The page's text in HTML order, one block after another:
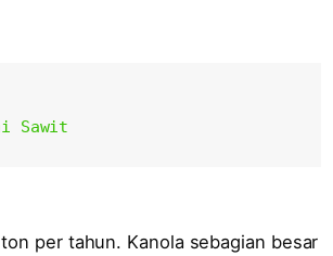
Sawit
per tahun. Kanola sebagian besar